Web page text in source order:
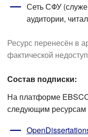
Сеть СФУ
аудитории,
Ресурс перенесён в
фактической
Состав подписки:
На платформе
следующим ресурсам